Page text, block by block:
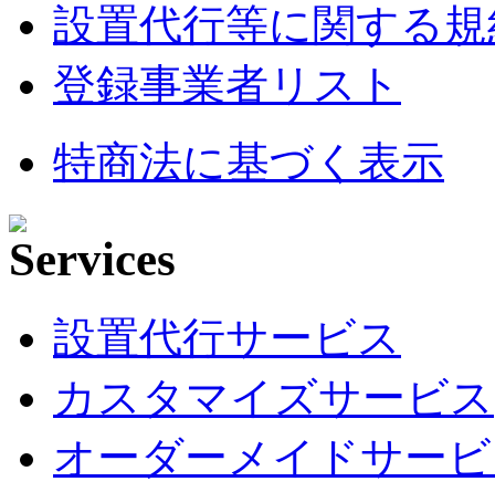
設置代行等に関する
登録事業者リスト
特商法に基づく表示
設置代行サービス
カスタマイズサービス
オーダーメイドサー